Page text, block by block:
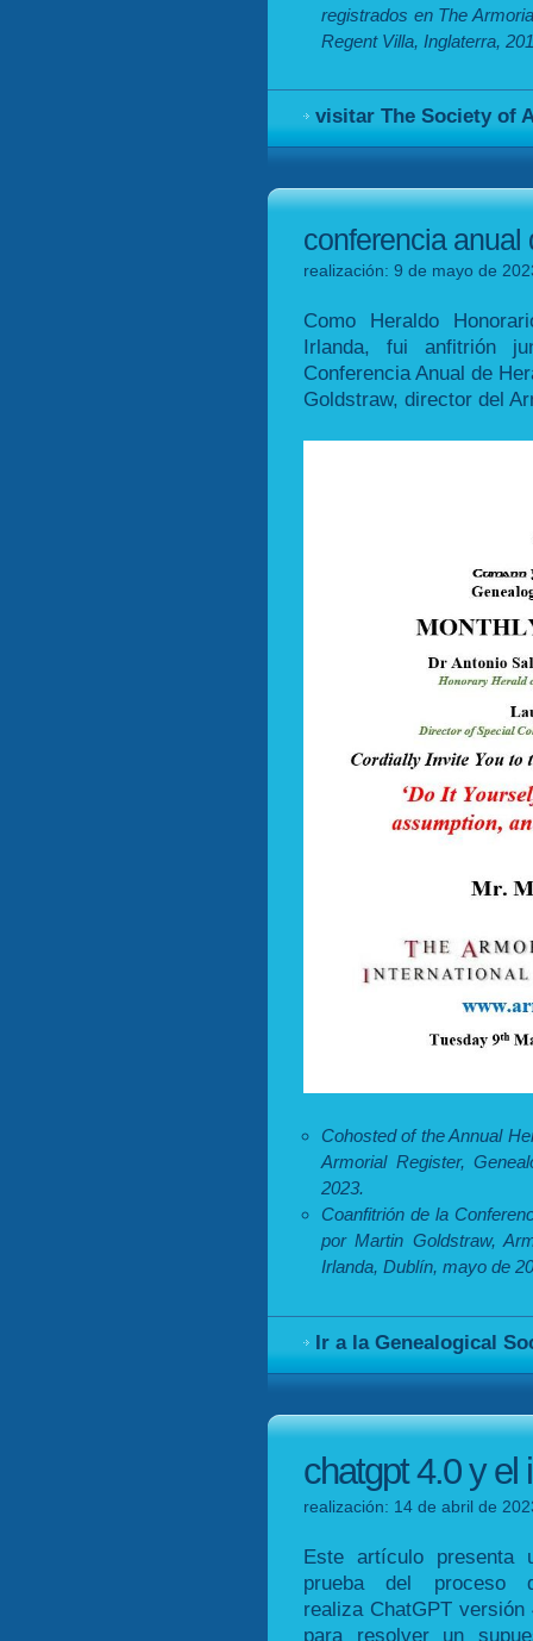
registrados en The
Regent Villa, Inglaterra,
visitar The Society of
conferencia anual
realización: 9 de mayo de
Como Heraldo
Irlanda, fui anfitrión
Conferencia Anual de
Goldstraw, director del
Cohosted of the Annual
Armorial Register,
2023.
Coanfitrión de la
por Martin Goldstraw,
Irlanda, Dublín, mayo de
Ir a la Genealogical
chatgpt 4.0 y el
realización: 14 de abril de
Este artículo presenta
prueba del proceso
realiza ChatGPT versión
para resolver un